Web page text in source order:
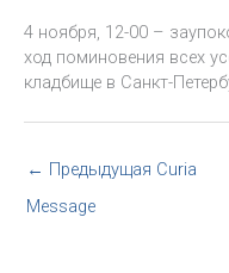
4 ноября, 12-00 –
ход поминовения всех
кладбище в Санкт-
← Предыдущая Curia
Message